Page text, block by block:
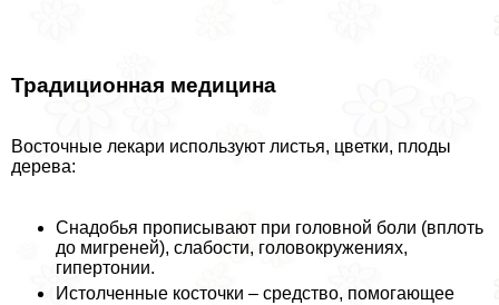
Традиционная медицина
Восточные лекари используют листья, цветки, плоды
дерева:
Снадобья прописывают при головной боли (вплоть
до мигреней), слабости, головокружениях,
гипертонии.
Истолченные косточки – средство, помогающее